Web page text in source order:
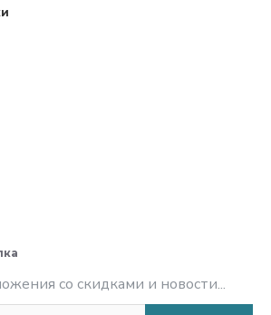
со скидками и новости...